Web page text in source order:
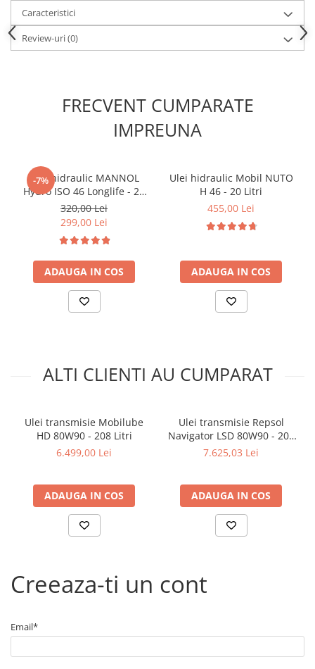
Kit lant distributie
Curea distributie
Pompa apa
Curea transmisie
Busoane/inele etansare
Bielete antiruliu
Bielete directie
Cap de bara
Amortizor capota
Amortizor portbagaj/hayon
Suspensie
► Accesorii auto
■ Tavite auto portbagaj
■ Accesorii auto interior
■ Accesorii auto exterior
■ Intretinere auto
■ Siguranta auto
■ Electrice
■ Capace roti
Caracteristici
Review-uri(0)
FRECVENT CUMPARATE
IMPREUNA
-7%
Ulei hidraulic MANNOL
Hydro ISO 46 Longlife - 20
Litri
320,00 Lei
299,00 Lei
ADAUGA IN COS
Ulei hidraulic Mobil NUTO
H 46 - 20 Litri
455,00 Lei
ADAUGA IN COS
ALTI CLIENTI AU CUMPARAT
Ulei transmisie Mobilube
HD 80W90 - 208 Litri
6.499,00 Lei
ADAUGA IN COS
Ulei transmisie Repsol
Navigator LSD 80W90 - 208
Litri
7.625,03 Lei
ADAUGA IN COS
Creeaza-ti un cont
Email*